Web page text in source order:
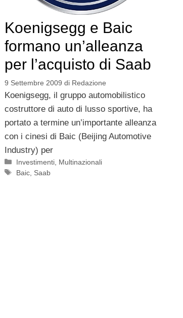
Koenigsegg e Baic
formano un’alleanza
per l’acquisto di Saab
9 Settembre 2009 di Redazione
Koenigsegg, il gruppo automobilistico
costruttore di auto di lusso sportive, ha
portato a termine un’importante alleanza
con i cinesi di Baic (Beijing Automotive
Industry) per
Categorie
Investimenti Multinazionali
Tag
Baic Saab